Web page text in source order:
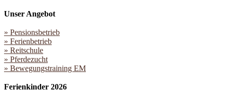
Unser Angebot
» Pensionsbetrieb
» Ferienbetrieb
» Reitschule
» Pferdezucht
» Bewegungstraining EM
Ferienkinder 2026